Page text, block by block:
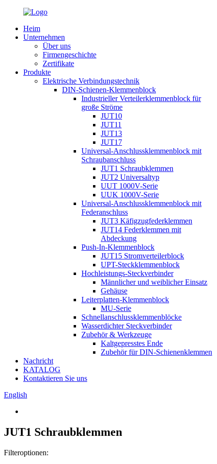
Heim
Unternehmen
Über uns
Firmengeschichte
Zertifikate
Produkte
Elektrische Verbindungstechnik
DIN-Schienen-Klemmenblock
Industrieller Verteilerklemmenblock für
große Ströme
JUT10
JUT11
JUT13
JUT17
Universal-Anschlussklemmenblock mit
Schraubanschluss
JUT1 Schraubklemmen
JUT2 Universaltyp
UUT 1000V-Serie
UUK 1000V-Serie
Universal-Anschlussklemmenblock mit
Federanschluss
JUT3 Käfigzugfederklemmen
JUT14 Federklemmen mit
Abdeckung
Push-In-Klemmenblock
JUT15 Stromverteilerblock
UPT-Steckklemmenblock
Hochleistungs-Steckverbinder
Männlicher und weiblicher Einsatz
Gehäuse
Leiterplatten-Klemmenblock
MU-Serie
Schnellanschlussklemmenblöcke
Wasserdichter Steckverbinder
Zubehör & Werkzeuge
Kaltgepresstes Ende
Zubehör für DIN-Schienenklemmen
Nachricht
KATALOG
Kontaktieren Sie uns
English
JUT1 Schraubklemmen
Filteroptionen: